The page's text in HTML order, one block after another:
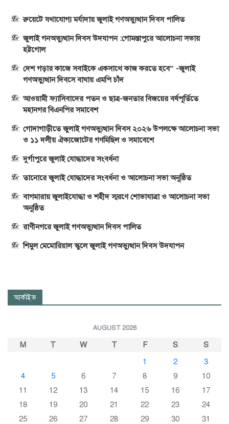
রুয়েটে যথাযোগ্য মর্যাদায় জুলাই গণঅভ্যুত্থান দিবস পালিত
জুলাই গনঅভ্যুত্থান দিবস উদযাপন :গোমস্তাপুরে আলোচনা সভায়
হট্টগোল
দেশ গড়ার কাজে সবাইকে একসাথে কাজ করতে হবে” -জুলাই
গণঅভ্যুত্থান দিবসে বাঘায় এমপি চাঁদ
আওয়ামী ফ্যাসিবাদের পতন ও ছাত্র-জনতার বিজয়ের বর্ষপূর্তিতে
মহানগর বিএনপির সমাবেশ
গোদাগাড়ীতে জুলাই গণঅভ্যুত্থান দিবস ২০২৬ উপলক্ষে আলোচনা সভা
ও ১১ দলীয় ঐক্যজোটের গণমিছিল ও সমাবেশে
দুর্গাপুরে জুলাই যোদ্ধাদের সংবর্ধনা
তানোরে জুলাই যোদ্ধাদের সংবর্ধনা ও আলোচনা সভা অনুষ্ঠিত
বাগমারায় জুলাইযোদ্ধা ও শহীদ স্মরণে শোভাযাত্রা ও আলোচনা সভা
অনুষ্ঠিত
রাণীনগরে জুলাই গণঅভ্যুত্থান দিবস পালিত
শিমুল মেমোরিয়াল স্কুলে জুলাই গণঅভ্যুত্থান দিবস উদযাপন
আর্কাইভ
AUGUST 2026
M T W T F S
S
1
2
3
4
5 6 7 8 9
10
11
12 13 14 15 16
17
18
19 20 21 22 23
24
25
26 27 28 29 30 31